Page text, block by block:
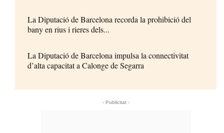
La Diputació de Barcelona recorda la prohibició del
bany en rius i rieres dels...
La Diputació de Barcelona impulsa la connectivitat
d’alta capacitat a Calonge de Segarra
- Publicitat -